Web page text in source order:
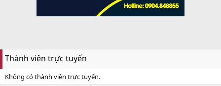
Thành viên trực tuyến
Không có thành viên trực tuyến.